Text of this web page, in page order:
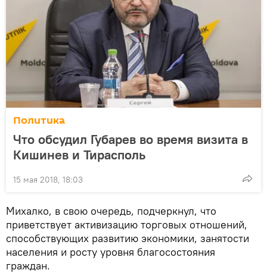
Политика
Что обсудил Губарев во время визита в
Кишинев и Тирасполь
15 мая 2018, 18:03
Михалко, в свою очередь, подчеркнул, что
приветствует активизацию торговых отношений,
способствующих развитию экономики, занятости
населения и росту уровня благосостояния
граждан.